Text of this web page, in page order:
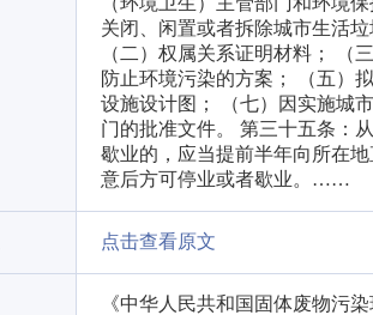
关闭、闲置或者拆除城市生活
（二）权属关系证明材料； （
防止环境污染的方案； （五）
设施设计图； （七）因实施城
门的批准文件。 第三十五条：
歇业的，应当提前半年向所在
意后方可停业或者歇业。……
点击查看原文
《中华人民共和国固体废物污